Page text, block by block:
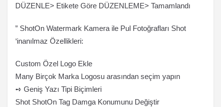
DÜZENLE> Etikete Göre DÜZENLEME> Tamamlandı
” ShotOn Watermark Kamera ile Pul Fotoğrafları Shot
‘inanılmaz Özellikleri:
Custom Özel Logo Ekle
Many Birçok Marka Logosu arasından seçim yapın
➺ Geniş Yazı Tipi Biçimleri
Shot ShotOn Tag Damga Konumunu Değiştir